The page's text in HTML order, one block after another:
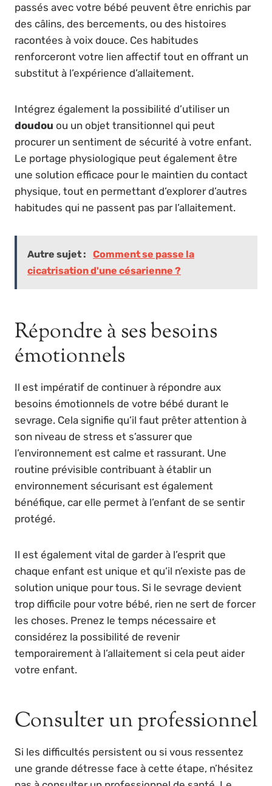
passés avec votre bébé peuvent être enrichis par
des câlins, des bercements, ou des histoires
racontées à voix douce. Ces habitudes
renforceront votre lien affectif tout en offrant un
substitut à l’expérience d’allaitement.
Intégrez également la possibilité d’utiliser un
doudou ou un objet transitionnel qui peut
procurer un sentiment de sécurité à votre enfant.
Le portage physiologique peut également être
une solution efficace pour le maintien du contact
physique, tout en permettant d’explorer d’autres
habitudes qui ne passent pas par l’allaitement.
Autre sujet :
Comment se passe la
cicatrisation d'une césarienne ?
Répondre à ses besoins
émotionnels
Il est impératif de continuer à répondre aux
besoins émotionnels de votre bébé durant le
sevrage. Cela signifie qu’il faut prêter attention à
son niveau de stress et s’assurer que
l’environnement est calme et rassurant. Une
routine prévisible contribuant à établir un
environnement sécurisant est également
bénéfique, car elle permet à l’enfant de se sentir
protégé.
Il est également vital de garder à l’esprit que
chaque enfant est unique et qu’il n’existe pas de
solution unique pour tous. Si le sevrage devient
trop difficile pour votre bébé, rien ne sert de forcer
les choses. Prenez le temps nécessaire et
considérez la possibilité de revenir
temporairement à l’allaitement si cela peut aider
votre enfant.
Consulter un professionnel
Si les difficultés persistent ou si vous ressentez
une grande détresse face à cette étape, n’hésitez